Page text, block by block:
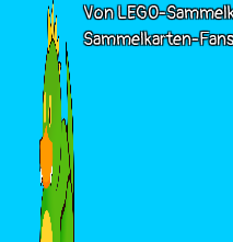
Von LEGO-
Sammelkarten-